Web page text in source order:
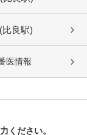
良駅)
医情報
ください。